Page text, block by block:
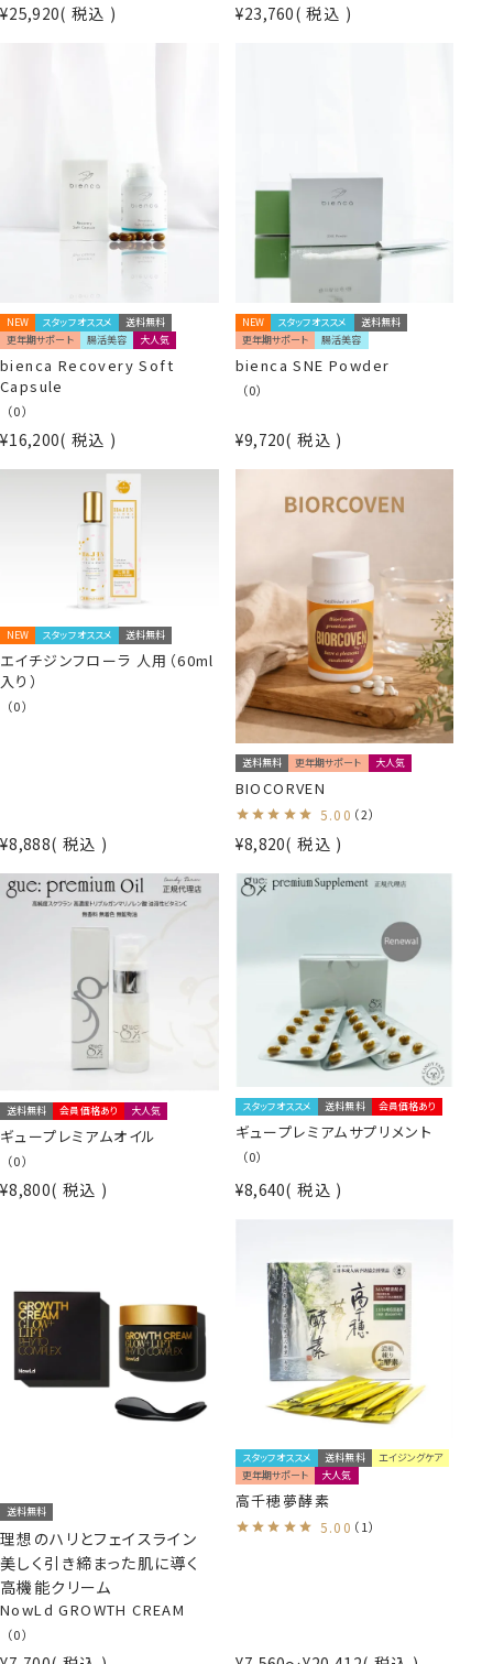
¥25,920 税込 ¥23,760 税込
NEW スタッフオススメ
送料無料
更年期サポート
腸活美容 大人気
bienca Recovery Soft
Capsule
（0）
¥16,200 税込
NEW スタッフオススメ
送料無料
更年期サポート
腸活美容
bienca SNE Powder
（0）
¥9,720 税込
NEW スタッフオススメ 送料無料
エイチジンフローラ 人用（60ml
入り）
（0）
¥8,888 税込
送料無料 更年期サポート 大人気
BIOCORVEN
5.00 （2）
¥8,820 税込
送料無料 会員価格あり 大人気
ギュープレミアムオイル
（0）
¥8,800 税込
スタッフオススメ 送料無料 会員価格あり
ギュープレミアムサプリメント
（0）
¥8,640 税込
送料無料
理想のハリとフェイスライン
美しく引き締まった肌に導く
高機能クリーム
NowLd GROWTH CREAM
（0）
スタッフオススメ 送料無料
エイジングケア
更年期サポート
大人気
高千穂夢酵素
5.00 （1）